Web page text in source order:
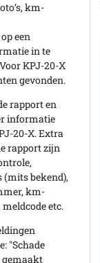
km-
een
in te
KPJ-20-X
gevonden.
rapport en
informatie
20-X. Extra
rapport zijn
(mits bekend),
km-
etc.
"Schade
gemaakt